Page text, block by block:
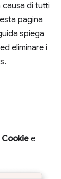
causa di tutti
pagina
spiega
eliminare i
Cookie e